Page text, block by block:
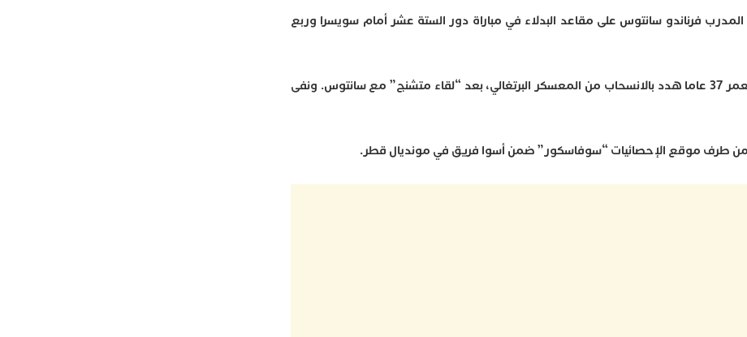
فرناندو سانتوس على مقاعد البدلاء في مباراة دور الستة عشر أمام سويسرا وربع
وذكرت تقارير إعلامية حينها أن اللاعب البالغ من العمر 37 عاما هدد بالانسحاب من المعسكر البرتغالي، بعد “لقاء متشنج” مع سانتوس. ونفى
من طرف موقع الإحصائيات “سوفاسكور” ضمن أسوا فريق في مونديال قطر.